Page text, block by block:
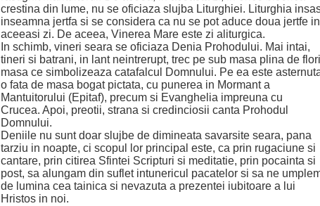
crestina din lume, nu se oficiaza slujba Liturghiei. Liturghia
inseamna jertfa si se considera ca nu se pot aduce doua jertfe in
aceeasi zi. De aceea, Vinerea Mare este zi aliturgica.
In schimb, vineri seara se oficiaza Denia Prohodului. Mai intai,
tineri si batrani, in lant neintrerupt, trec pe sub masa plina de
masa ce simbolizeaza catafalcul Domnului. Pe ea este
o fata de masa bogat pictata, cu punerea in Mormant a
Mantuitorului (Epitaf), precum si Evanghelia impreuna cu
Crucea. Apoi, preotii, strana si credinciosii canta Prohodul
Domnului.
Deniile nu sunt doar slujbe de dimineata savarsite seara, pana
tarziu in noapte, ci scopul lor principal este, ca prin rugaciune si
cantare, prin citirea Sfintei Scripturi si meditatie, prin pocainta si
post, sa alungam din suflet intunericul pacatelor si sa ne
de lumina cea tainica si nevazuta a prezentei iubitoare a lui
Hristos in noi.